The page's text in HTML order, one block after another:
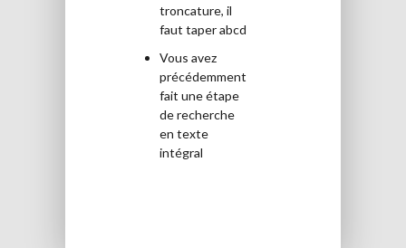
troncature, il
faut taper abcd
Vous avez
précédemment
fait une étape
de recherche
en texte
intégral